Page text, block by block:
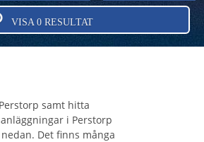
VISA 0RESULTAT
i
samt hitta
i Perstorp
Det finns många